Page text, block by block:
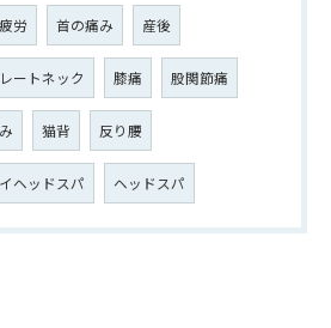
労 首の痛み 産後
ートネック 膝痛 股関節痛
猫背 反り腰
ヘッドスパ ヘッドスパ